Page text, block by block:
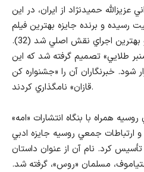
عزيزالله حميدنژاد از ايران، در اين
رسيده و برنده جايزه بهترين فيلم
داستاني، بهترين كارگردان و بهترين اجراي نقش اصلي شد (32).
طلايي» تصميم گرفته شد كه اين
شود. خبرنگاران آن را «جشنواره كن
قازان» نامگذاري كردند.
روسيه همراه با بنگاه انتشارات «امه»
ارتباطات جمعي روسيه جايزه ادبي
كرد. نام آن از عنوان داستان
مسلمان «روس»، گرفته شد.